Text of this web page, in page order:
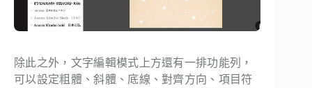
除此之外，文字編輯模式上方還有一排功能列，
可以設定粗體、斜體、底線、對齊方向、項目符